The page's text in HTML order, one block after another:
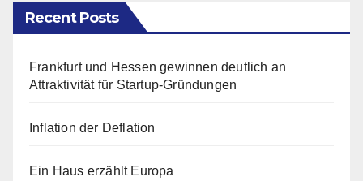
Recent Posts
Frankfurt und Hessen gewinnen deutlich an
Attraktivität für Startup-Gründungen
Inflation der Deflation
Ein Haus erzählt Europa